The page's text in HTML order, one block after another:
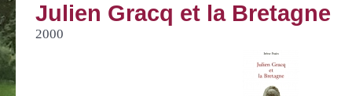
Julien Gracq et la Bretagne
2000